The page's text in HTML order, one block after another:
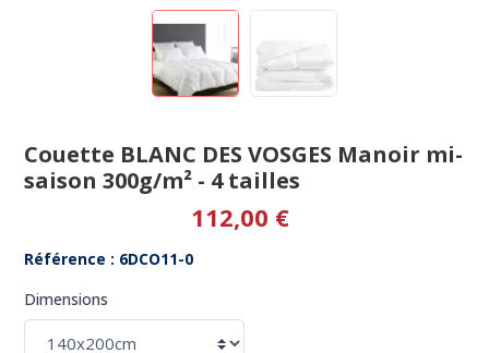
Couette BLANC DES VOSGES Manoir mi-
saison 300g/m² - 4 tailles
112,00 €
Référence : 6DCO11-0
Dimensions